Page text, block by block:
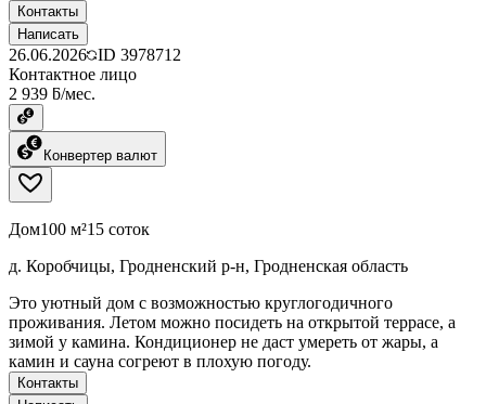
Контакты
Написать
26.06.2026 ID 3978712
Контактное лицо
2 939 ƃ/мес.
Конвертер валют
Дом100 м²15 соток
д. Коробчицы, Гродненский р-н, Гродненская область
Это уютный дом с возможностью круглогодичного
проживания. Летом можно посидеть на открытой террасе, а
зимой у камина. Кондиционер не даст умереть от жары, а
камин и сауна согреют в плохую погоду.
Контакты